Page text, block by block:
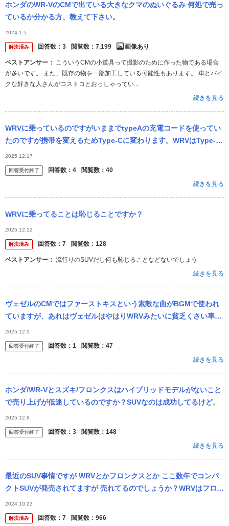
ホンダのWR-VのCMで出ている大きなクマのぬいぐるみ 何処で売っ
ているか分かる方、教えて下さい。
2024.1.5
解決済み 回答数： 3 閲覧数： 7,199 画像あり
ベストアンサー：
が多いです。 また、既存の物を一部加工している可能性もあります。 車とバイ
クな好きな人さんがコストコとおっしゃってい...
続きを見る
WRVに乗っているのですがいままでtypeAの充電コードを使ってい
たのですが携帯を変えるためType-Cに変わります。WRVはType-C
の充電コードは繋げられますか？
2025.12.17
回答受付終了 回答数： 4 閲覧数： 40
続きを見る
WRVに乗ってることは恥じることですか？
2025.12.12
解決済み 回答数： 7 閲覧数： 128
ベストアンサー： 流行りのSUVだし何も恥じることなどないでしょう
続きを見る
ヴェゼルのCMではファーストキスという素敵な曲がBGMで使われ
ていますが、あれはヴェゼルはやはりWRVみたいに貧乏くさい車と
違って高級感があるからでしょうか？
2025.12.9
回答受付終了 回答数： 1 閲覧数： 47
続きを見る
ホンダ/WR-Vとスズキ/フロンクスはハイブリッドモデルがないこと
で売り上げが低迷しているのですか？SUVなのは成功してるけど。
2025.12.8
回答受付終了 回答数： 3 閲覧数： 148
続きを見る
最近のSUV事情ですが WRVとかフロンクスとか ここ数年でコンパ
クトSUVが発売されてますが 売れてるのでしょうか？WRVはフロン
トのデザインは良いのですが価格帯をそこまでヴェゼルと大差あり
ま...
2024.10.23
解決済み 回答数： 7 閲覧数： 966